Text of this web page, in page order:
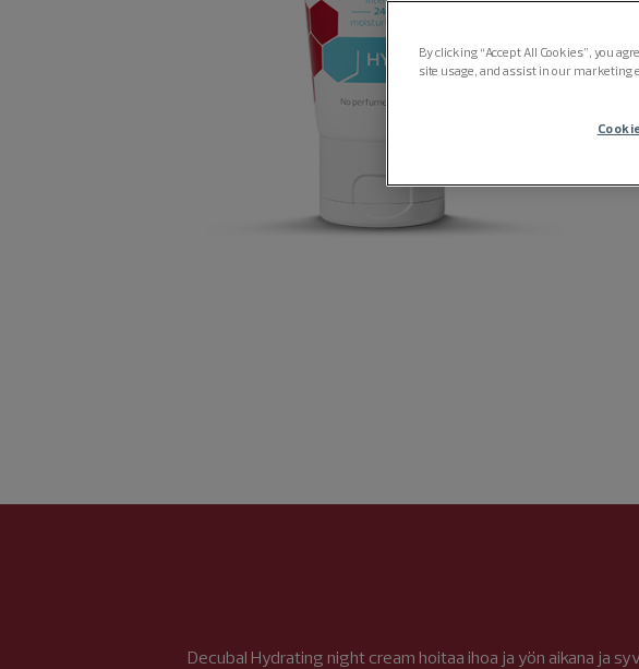
Decubal Hydrating night cream hoitaa ihoa ja yön aikana ja
By clicking “Accept All Cookies”, you
site usage, and assist in our marketing